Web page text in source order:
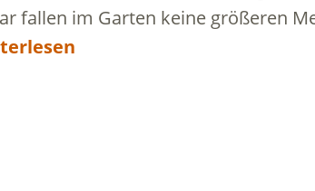
fallen im Garten keine größeren